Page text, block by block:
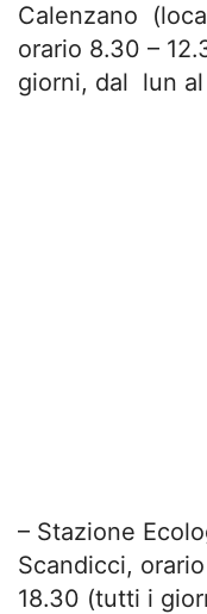
Calenzano
orario 8.30 –
giorni, dal lun
– Stazione
Scandicci,
18.30 (tutti i